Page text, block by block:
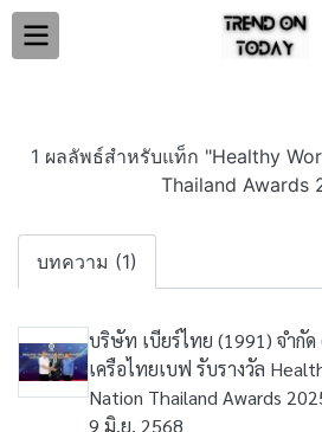
1 ผลลัพธ์สำหรับแท็ก "Healthy
Thailand Awards
บทความ (1)
บริษัท เบียร์ไทย (1991) จำกั
เครือไทยเบฟ รับรางวัล
Nation Thailand Awards
9 มิ.ย. 2568